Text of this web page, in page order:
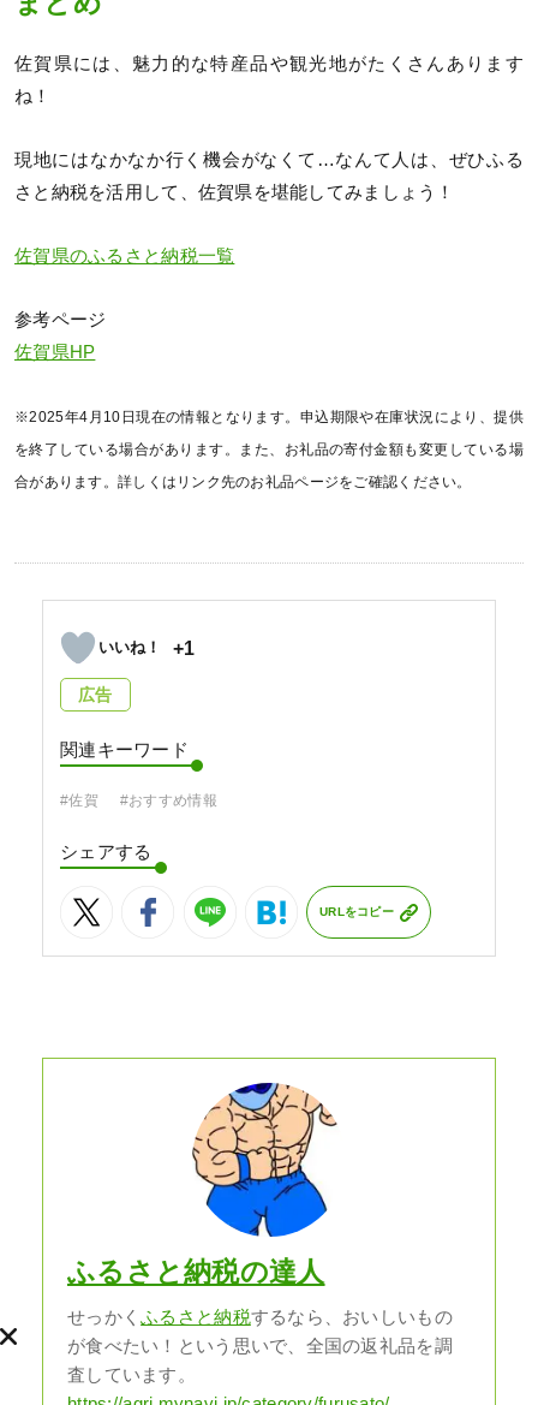
佐賀県には、魅力的な特産品や観光地がたくさんあります
ね！
現地にはなかなか行く機会がなくて…なんて人は、ぜひふる
さと納税を活用して、佐賀県を堪能してみましょう！
佐賀県のふるさと納税一覧
参考ページ
佐賀県HP
※2025年4月10日現在の情報となります。申込期限や在庫状況により、提供
を終了している場合があります。また、お礼品の寄付金額も変更している場
合があります。詳しくはリンク先のお礼品ページをご確認ください。
+1
広告
関連キーワード
#佐賀 #おすすめ情報
シェアする
URLをコピー
ふるさと納税の達人
せっかくふるさと納税するなら、おいしいもの
が食べたい！という思いで、全国の返礼品を調
査しています。